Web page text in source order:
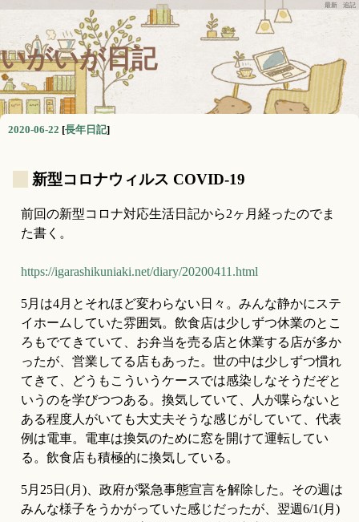
最新 追記
いがいが日記
2020-06-22 [長年日記]
新型コロナウィルス COVID-19
前回の新型コロナ対応生活日記から2ヶ月経ったのでま
た書く。
https://igarashikuniaki.net/diary/20200411.html
5月は4月とそれほど変わらない日々。みんな静かにステ
イホームしていた雰囲気。飲食店は少しずつ休業のとこ
ろもでてきていて、お弁当を売る店と休業する店が多か
ったが、営業してる店もあった。世の中は少しずつ慣れ
てきて、どうもこういうケースでは感染しなそうだぞと
いうのを学びつつある。換気していて、人が喋らないと
ある程度人がいても大丈夫そうな感じがしていて、代表
例は電車。電車は換気のために窓を開けて運転してい
る。飲食店も積極的に換気している。
5月25日(月)、政府が緊急事態宣言を解除した。その週は
みんな様子をうかがっていた感じだったが、翌週6/1(月)